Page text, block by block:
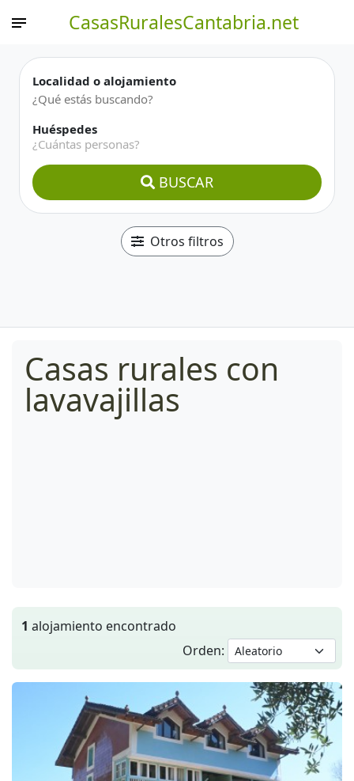
CasasRuralesCantabria.net
Localidad o alojamiento
Huéspedes
¿Cuántas personas?
BUSCAR
Otros filtros
Casas rurales con
lavavajillas
1 alojamiento encontrado
Orden: